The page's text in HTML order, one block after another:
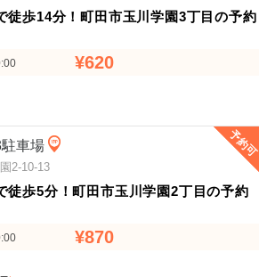
徒歩14分！町田市玉川学園3丁目の予約
¥620
予約可
車場
2-10-13
徒歩5分！町田市玉川学園2丁目の予約
¥870